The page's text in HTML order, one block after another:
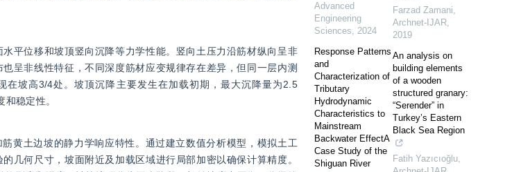
平位移和坡顶竖向沉降等力学性能。竖向土压力沿筋材纵向呈非
呈非线性特征，不同深度筋材应变规律存在差异，但同一层内测
坡高3/4处。坡顶沉降主要发生在加载初期，最大沉降量为2.5
稳定性。
黄土边坡的静力学响应特性。通过建立数值分析模型，模拟土工
几何尺寸，坡面附近及加载区域进行局部加密以确保计算精度。
Advanced
Engineering
Sciences, 2024
Response Patterns
and
Characterization of
Tributary
Hydrodynamic
Characteristics to
Mainstream
Backwater EffectA
Case Study of the
Shiguan River
Farzad Zamani,
Archnet-IJAR,
2019
An analysis on
building elements
of a wooden
structured granary:
“Serender” in
Turkey’s Eastern
Black Sea Region
Fatih Yazıcıoğlu,